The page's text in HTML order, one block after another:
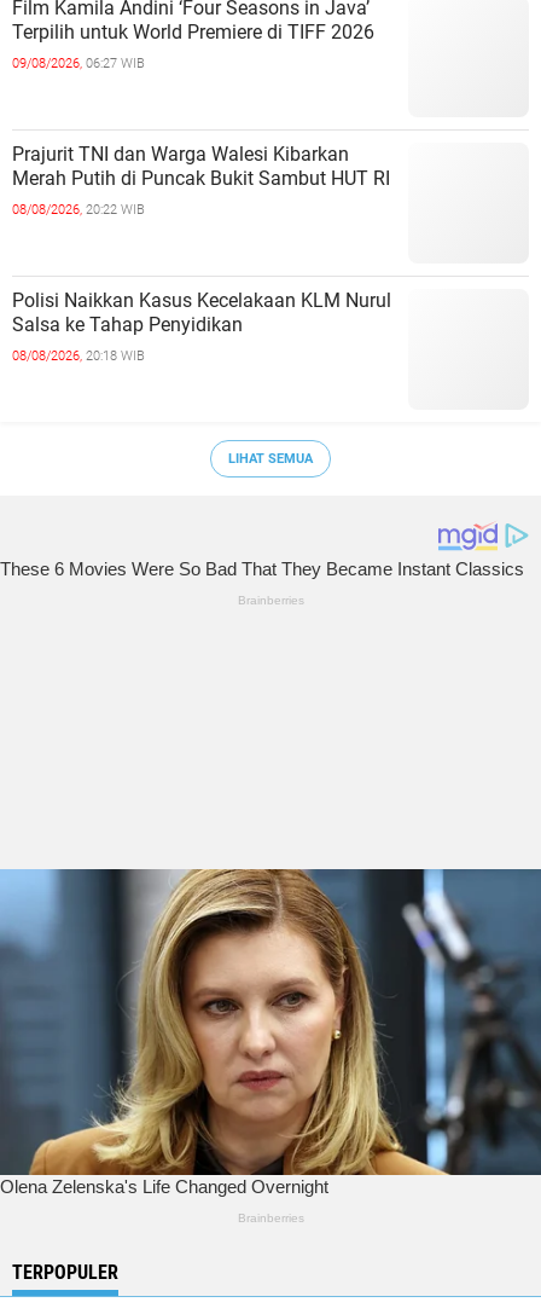
Film Kamila Andini ‘Four Seasons in Java’
Terpilih untuk World Premiere di TIFF 2026
09/08/2026, 06:27 WIB
Prajurit TNI dan Warga Walesi Kibarkan
Merah Putih di Puncak Bukit Sambut HUT RI
08/08/2026, 20:22 WIB
Polisi Naikkan Kasus Kecelakaan KLM Nurul
Salsa ke Tahap Penyidikan
08/08/2026, 20:18 WIB
LIHAT SEMUA
TERPOPULER